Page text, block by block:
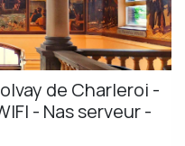
de Charleroi -
- Nas serveur -